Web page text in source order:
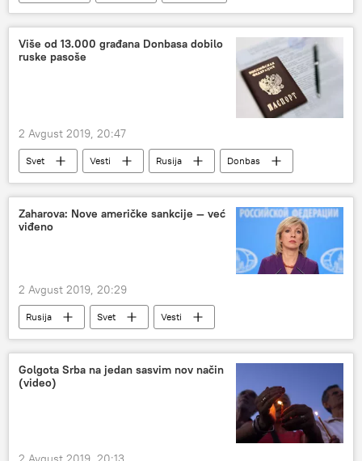
Srpska pravoslavna crkva
Marti Ahtisari
Kosovo i Metohija (KiM)
Više od 13.000 građana Donbasa dobilo
ruske pasoše
2 Avgust 2019, 20:47
Svet Vesti Rusija
Donbas
pasoš
državljanstvo Evropa
Zaharova: Nove američke sankcije — već
viđeno
2 Avgust 2019, 20:29
Rusija Svet Vesti
Golgota Srba na jedan sasvim nov način
(video)